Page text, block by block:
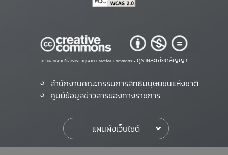
สงวนสิทธิ์ภายใต้สัญญาอนุญาต Creative Commons • ดูรายละเอียดสัญญา
สำนักงานคณะกรรมการสิทธิมนุษยชนแห่งชาติ
ศูนย์ข้อมูลข่าวสารของทางราชการ
แผนผังเว็บไซต์